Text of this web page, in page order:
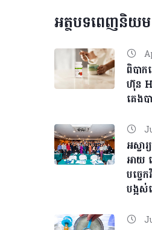
អត្ថបទពេញនិយម
ពិបាក
ហ៊ុន
គេងប
អស្ចា
អាយ
បច្ចេ
បង្អស់